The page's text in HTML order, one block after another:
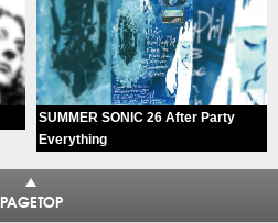
SUMMER SONIC 26 After Party
Everything
PAGETOP